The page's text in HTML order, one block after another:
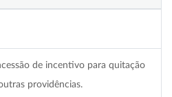
de incentivo para quitação
providências.